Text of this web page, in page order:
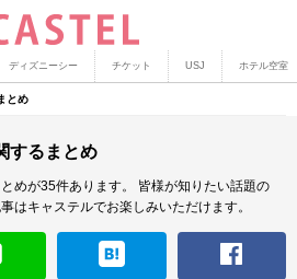
ディズニーシー チケット USJ ホテル空室
とめ
するまとめ
めが35件あります。
皆様が知りたい話題の
はキャステルでお楽しみいただけます。